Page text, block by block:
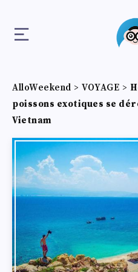
AlloWeekend > VOYAGE >
poissons exotiques se
Vietnam